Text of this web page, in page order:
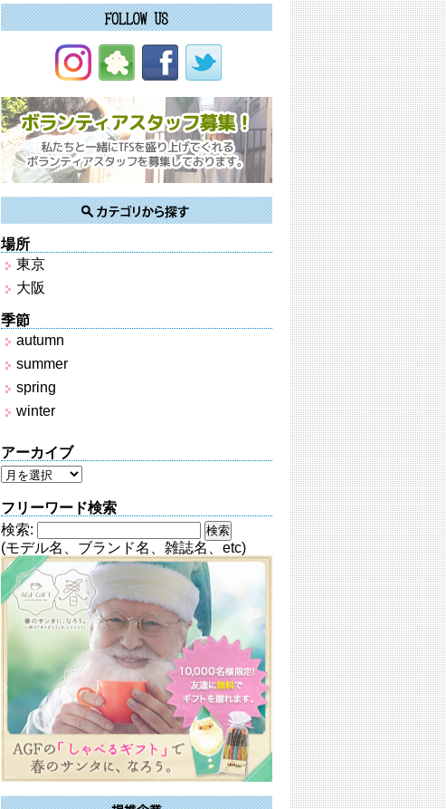
場所
東京
大阪
季節
autumn
summer
spring
winter
アーカイブ
フリーワード検索
検索:
(モデル名、ブランド名、雑誌名、etc)